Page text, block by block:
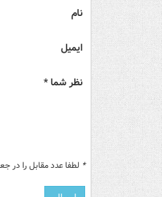
نام
ایمیل
نظر شما *
* لطفا عدد مقابل را در